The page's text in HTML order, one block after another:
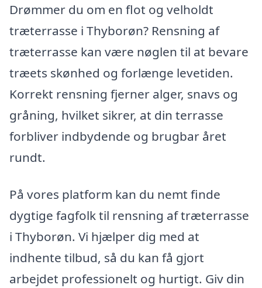
Drømmer du om en flot og velholdt
træterrasse i Thyborøn? Rensning af
træterrasse kan være nøglen til at bevare
træets skønhed og forlænge levetiden.
Korrekt rensning fjerner alger, snavs og
gråning, hvilket sikrer, at din terrasse
forbliver indbydende og brugbar året
rundt.
På vores platform kan du nemt finde
dygtige fagfolk til rensning af træterrasse
i Thyborøn. Vi hjælper dig med at
indhente tilbud, så du kan få gjort
arbejdet professionelt og hurtigt. Giv din